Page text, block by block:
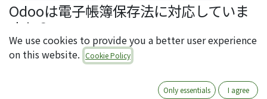
Odooは電子帳簿保存法に対応していま
すか？
Odooでは以下に紹介する機能(モジュール)をご利用いた
だくことで、「修正や削除履歴を残せるシステム」
We use cookies to provide you a better user experience
on this website. Cookie Policy
Only essentials I agree